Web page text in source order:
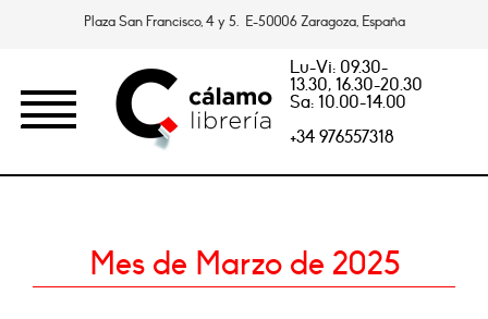
Plaza San Francisco, 4 y 5. E-50006 Zaragoza, España
Lu-Vi: 09.30-
13.30, 16.30-20.30
Sa: 10.00-14.00
+34 976557318
Mes de Marzo de 2025